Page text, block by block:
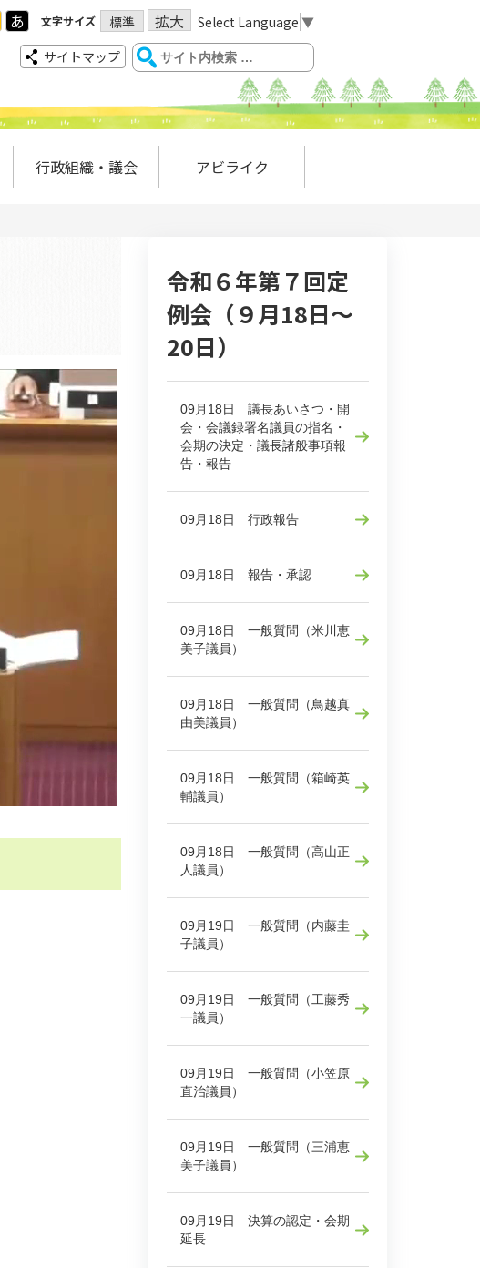
あ 文字サイズ 標準 拡大 Select Language ▼
サイトマップ
行政組織・議会 アビライク
令和６年第７回定
例会（９月18日～
20日）
09月18日 議長あいさつ・開
会・会議録署名議員の指名・
会期の決定・議長諸般事項報
告・報告
09月18日 行政報告
09月18日 報告・承認
09月18日 一般質問（米川恵
美子議員）
09月18日 一般質問（鳥越真
由美議員）
09月18日 一般質問（箱崎英
輔議員）
09月18日 一般質問（高山正
人議員）
09月19日 一般質問（内藤圭
子議員）
09月19日 一般質問（工藤秀
一議員）
09月19日 一般質問（小笠原
直治議員）
09月19日 一般質問（三浦恵
美子議員）
09月19日 決算の認定・会期
延長